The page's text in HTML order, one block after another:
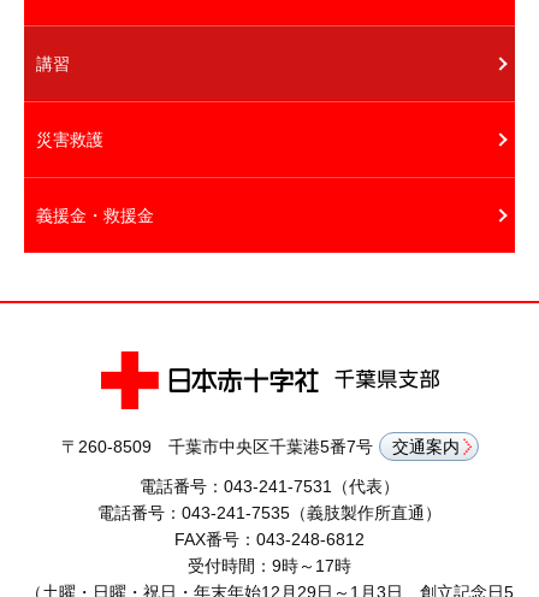
講習
災害救護
義援金・救援金
〒260-8509 千葉市中央区千葉港5番7号 交通案内
電話番号：043-241-7531（代表）
電話番号：043-241-7535（義肢製作所直通）
FAX番号：043-248-6812
受付時間：9時～17時
（土曜・日曜・祝日・年末年始12月29日～1月3日、創立記念日5